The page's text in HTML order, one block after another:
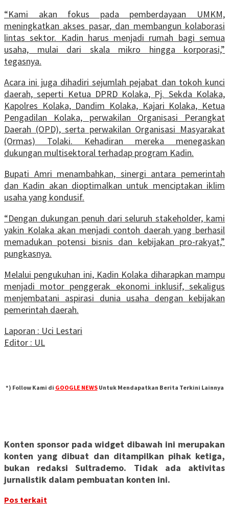
“Kami akan fokus pada pemberdayaan UMKM,
meningkatkan akses pasar, dan membangun kolaborasi
lintas sektor. Kadin harus menjadi rumah bagi semua
usaha, mulai dari skala mikro hingga korporasi,”
tegasnya.
Acara ini juga dihadiri sejumlah pejabat dan tokoh kunci
daerah, seperti Ketua DPRD Kolaka, Pj. Sekda Kolaka,
Kapolres Kolaka, Dandim Kolaka, Kajari Kolaka, Ketua
Pengadilan Kolaka, perwakilan Organisasi Perangkat
Daerah (OPD), serta perwakilan Organisasi Masyarakat
(Ormas) Tolaki. Kehadiran mereka menegaskan
dukungan multisektoral terhadap program Kadin.
Bupati Amri menambahkan, sinergi antara pemerintah
dan Kadin akan dioptimalkan untuk menciptakan iklim
usaha yang kondusif.
“Dengan dukungan penuh dari seluruh stakeholder, kami
yakin Kolaka akan menjadi contoh daerah yang berhasil
memadukan potensi bisnis dan kebijakan pro-rakyat,”
pungkasnya.
Melalui pengukuhan ini, Kadin Kolaka diharapkan mampu
menjadi motor penggerak ekonomi inklusif, sekaligus
menjembatani aspirasi dunia usaha dengan kebijakan
pemerintah daerah.
Laporan : Uci Lestari
Editor : UL
*) Follow Kami di GOOGLE NEWSUntuk Mendapatkan Berita Terkini Lainnya
Konten sponsor pada widget dibawah ini merupakan
konten yang dibuat dan ditampilkan pihak ketiga,
bukan redaksi Sultrademo. Tidak ada aktivitas
jurnalistik dalam pembuatan konten ini.
Pos terkait